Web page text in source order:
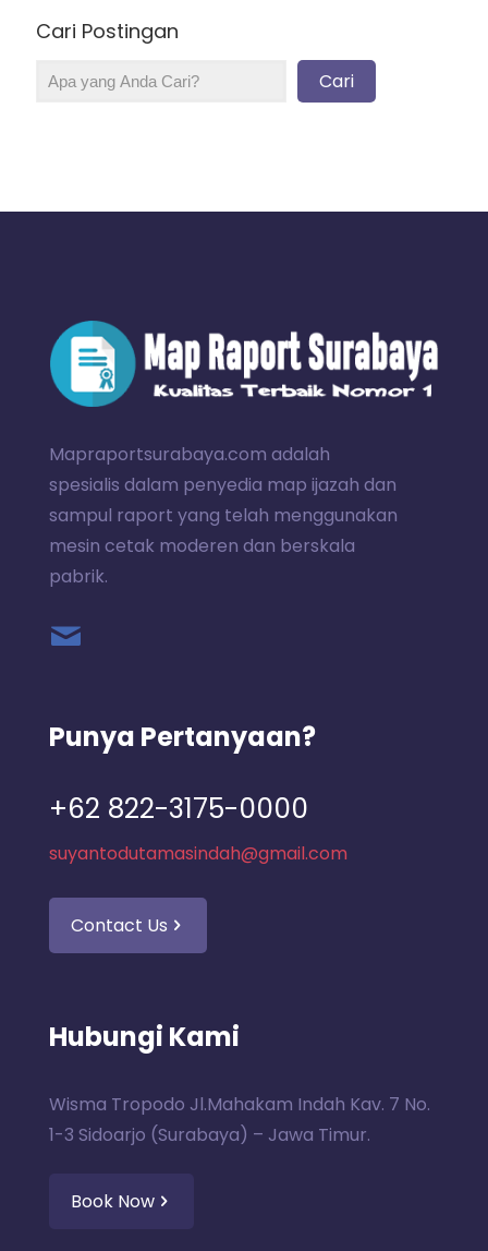
Cari Postingan
Cari
Mapraportsurabaya.com adalah
spesialis dalam penyedia map ijazah dan
sampul raport yang telah menggunakan
mesin cetak moderen dan berskala
pabrik.
Punya Pertanyaan?
+62 822-3175-0000
suyantodutamasindah@gmail.com
Contact Us
Hubungi Kami
Wisma Tropodo Jl.Mahakam Indah Kav. 7 No.
1-3 Sidoarjo (Surabaya) – Jawa Timur.
Book Now